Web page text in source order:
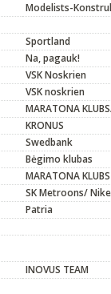
Modelists-
Sportland
Na, pagauk!
VSK Noskrien
VSK noskrien
MARATONA
KRONUS
Swedbank
Bėgimo klubas
MARATONA KLUBS
SK Metroons/ Nike
Patria
INOVUS TEAM